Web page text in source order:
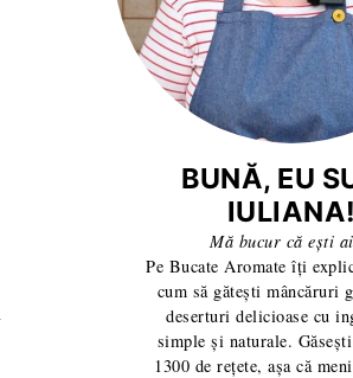
BUNĂ, EU
IULIANA!
Mă bucur că ești
Pe Bucate Aromate îți
cum să gătești mâncăruri
deserturi delicioase cu
simple și naturale.
1300 de rețete, așa că